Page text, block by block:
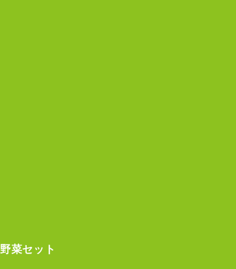
野菜セット